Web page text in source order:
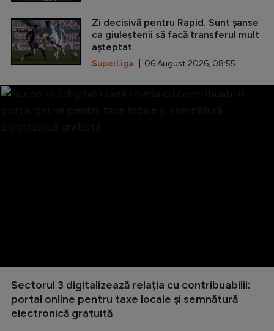
Zi decisivă pentru Rapid. Sunt șanse
ca giuleștenii să facă transferul mult
așteptat
SuperLiga | 06 August 2026, 08:55
Sectorul 3 digitalizează relația cu contribuabilii:
portal online pentru taxe locale și semnătură
electronică gratuită